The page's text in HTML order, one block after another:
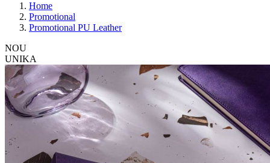
Home
Promotional
Promotional PU Leather
NOU
UNIKA